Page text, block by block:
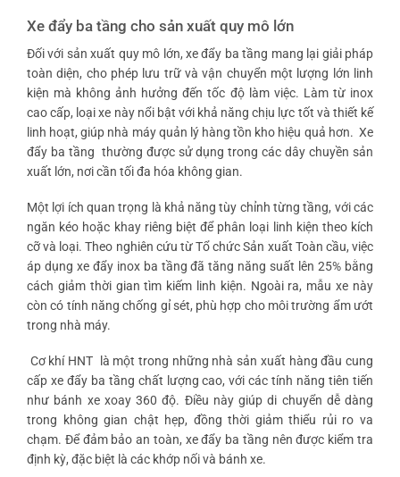
Xe đẩy ba tầng cho sản xuất quy mô lớn
Đối với sản xuất quy mô lớn, xe đẩy ba tầng mang lại giải pháp
toàn diện, cho phép lưu trữ và vận chuyển một lượng lớn linh
kiện mà không ảnh hưởng đến tốc độ làm việc. Làm từ inox
cao cấp, loại xe này nổi bật với khả năng chịu lực tốt và thiết kế
linh hoạt, giúp nhà máy quản lý hàng tồn kho hiệu quả hơn. Xe
đẩy ba tầng thường được sử dụng trong các dây chuyền sản
xuất lớn, nơi cần tối đa hóa không gian.
Một lợi ích quan trọng là khả năng tùy chỉnh từng tầng, với các
ngăn kéo hoặc khay riêng biệt để phân loại linh kiện theo kích
cỡ và loại. Theo nghiên cứu từ Tổ chức Sản xuất Toàn cầu, việc
áp dụng xe đẩy inox ba tầng đã tăng năng suất lên 25% bằng
cách giảm thời gian tìm kiếm linh kiện. Ngoài ra, mẫu xe này
còn có tính năng chống gỉ sét, phù hợp cho môi trường ẩm ướt
trong nhà máy.
Cơ khí HNT
là một trong những nhà sản xuất hàng đầu cung
cấp xe đẩy ba tầng chất lượng cao, với các tính năng tiên tiến
như bánh xe xoay 360 độ. Điều này giúp di chuyển dễ dàng
trong không gian chật hẹp, đồng thời giảm thiểu rủi ro va
chạm. Để đảm bảo an toàn, xe đẩy ba tầng nên được kiểm tra
định kỳ, đặc biệt là các khớp nối và bánh xe.